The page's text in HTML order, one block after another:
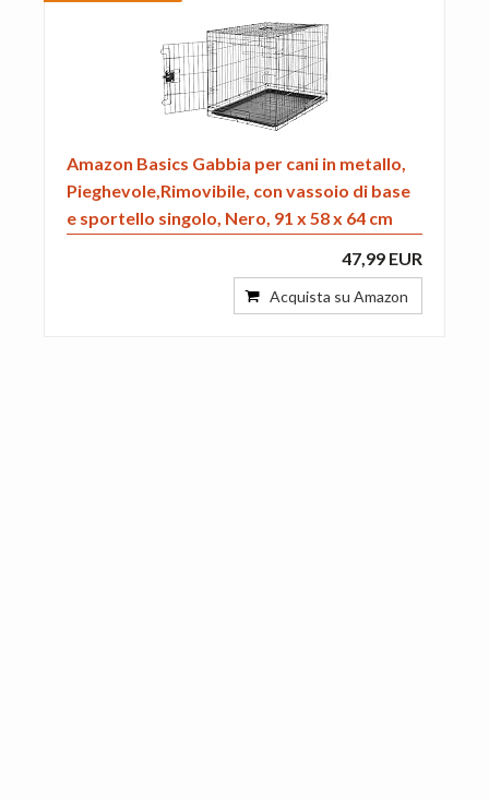
Amazon Basics Gabbia per cani in metallo,
Pieghevole,Rimovibile, con vassoio di base
e sportello singolo, Nero, 91 x 58 x 64 cm
47,99 EUR
Acquista su Amazon